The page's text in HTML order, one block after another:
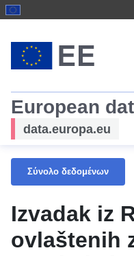
European
data.europa.eu
Σύνολο δεδομένων
Izvadak iz
ovlaštenih